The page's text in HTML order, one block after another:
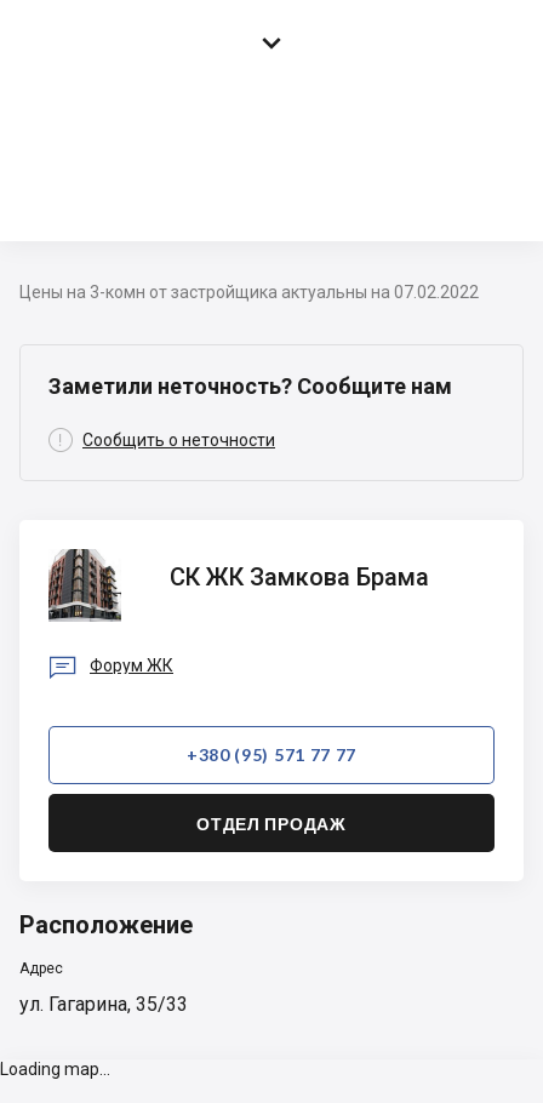

Цены на 3-комн от застройщика актуальны на 07.02.2022
Заметили неточность? Сообщите нам
 Сообщить о неточности
СК ЖК
Замкова
Брама
СК ЖК Замкова Брама
 Форум ЖК
+380 (95) 571 77 77
ОТДЕЛ ПРОДАЖ
Расположение
Адрес
ул. Гагарина, 35/33
Loading map...